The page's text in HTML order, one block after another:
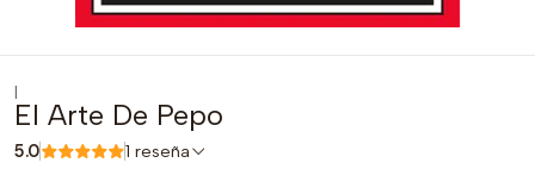
|
El Arte De Pepo
5.0 1 reseña